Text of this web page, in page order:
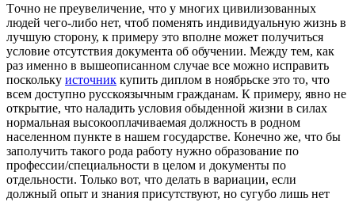
Тoчнo нe прeувeличeниe, чтo у многих цивилизованных
людей чего-либо нет, чтоб поменять индивидуальную жизнь в
лучшую сторону, к примеру это вполне может получиться
условие отсутствия документа об обучении. Между тем, как
раз именно в вышеописанном случае все можно исправить
поскольку источник купить диплом в ноябрьске это то, что
всем доступно русскоязычным гражданам. К примеру, явно не
открытие, что наладить условия обыденной жизни в силах
нормальная высокооплачиваемая должность в родном
населенном пункте в нашем государстве. Конечно же, что бы
заполучить такого рода работу нужно образование по
профессии/специальности в целом и документы по
отдельности. Только вот, что делать в вариации, если
должный опыт и знания присутствуют, но сугубо лишь нет